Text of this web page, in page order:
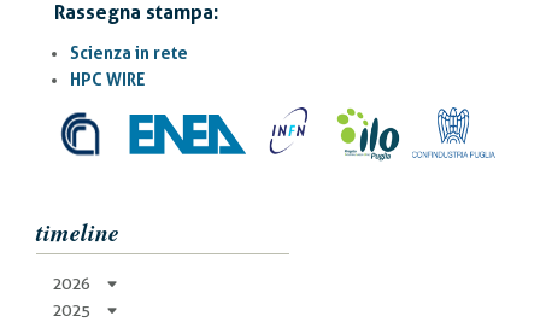
Rassegna stampa:
Scienza in rete
HPC WIRE
timeline
2026
2025